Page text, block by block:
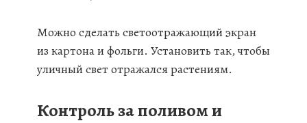
Можно сделать светоотражающий экран
из картона и фольги. Установить так, чтобы
уличный свет отражался растениям.
Контроль за поливом и